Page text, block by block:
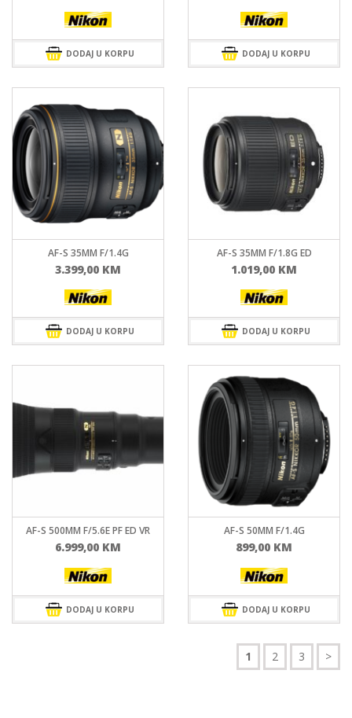
DODAJ U KORPU DODAJ U KORPU
AF-S 35MM F/1.4G
3.399,00 KM
DODAJ U KORPU
AF-S 35MM F/1.8G ED
1.019,00 KM
DODAJ U KORPU
AF-S 500MM F/5.6E PF ED VR
6.999,00 KM
DODAJ U KORPU
AF-S 50MM F/1.4G
899,00 KM
DODAJ U KORPU
1 2 3 >